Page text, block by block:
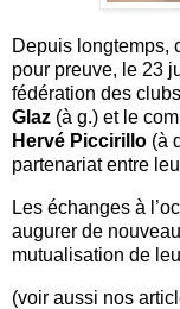
Depuis longtemps,
pour preuve, le 23
fédération des
Glaz (à g.) et le
Hervé Piccirillo (à
partenariat entre
Les échanges à
augurer de
mutualisation de
(voir aussi nos